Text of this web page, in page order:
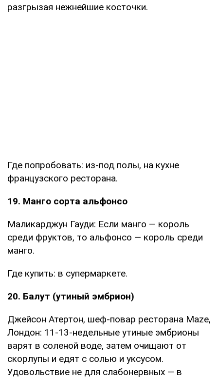
разгрызая нежнейшие косточки.
Где попробовать: из-под полы, на кухне
французского ресторана.
19. Манго сорта альфонсо
Маликарджун Гауди: Если манго — король
среди фруктов, то альфонсо — король среди
манго.
Где купить: в супермаркете.
20. Балут (утиный эмбрион)
Джейсон Атертон, шеф-повар ресторана Maze,
Лондон: 11-13-недельные утиные эмбрионы
варят в соленой воде, затем очищают от
скорлупы и едят с солью и уксусом.
Удовольствие не для слабонервных — в